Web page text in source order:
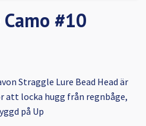
#10
Straggle Lure Bead Head är
att locka hugg från regnbåge,
på Up